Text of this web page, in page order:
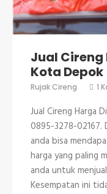
Jual
Kota Depok
Rujak Cireng 1
Jual Cireng Harga
0895-3278-
anda bisa
harga yang paling
anda untuk
Kesempatan ini